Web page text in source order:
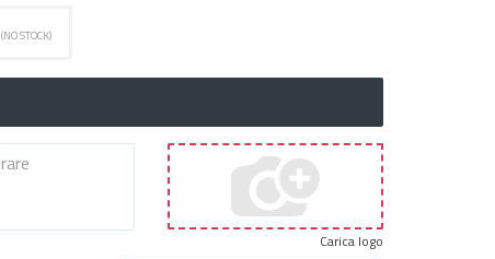
(NO STOCK)
Carica logo